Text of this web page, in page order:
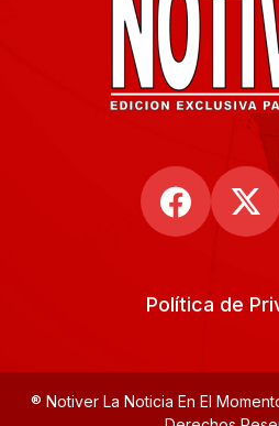
Política de
® Notiver La Noticia En El